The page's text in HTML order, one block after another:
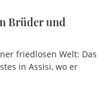
Brüder und
friedlosen Welt: Das
in Assisi, wo er